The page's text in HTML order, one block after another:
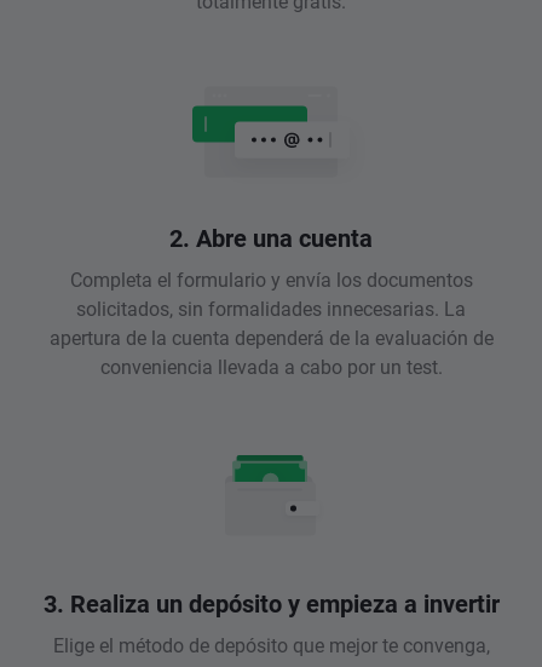
2. Abre una cuenta
Completa el formulario y envía los documentos
solicitados, sin formalidades innecesarias. La
apertura de la cuenta dependerá de la evaluación de
conveniencia llevada a cabo por un test.
3. Realiza un depósito y empieza a invertir
Elige el método de depósito que mejor te convenga,